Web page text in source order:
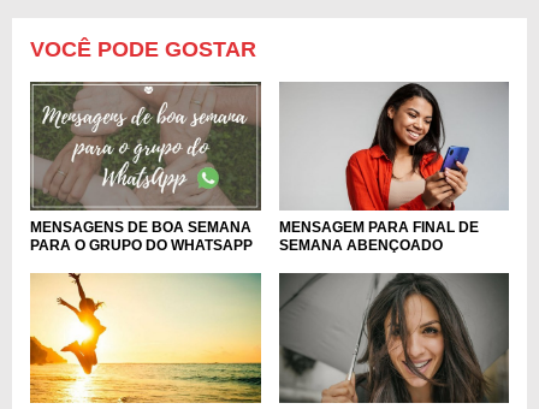
VOCÊ PODE GOSTAR
MENSAGENS DE BOA SEMANA
PARA O GRUPO DO WHATSAPP
MENSAGEM PARA FINAL DE
SEMANA ABENÇOADO